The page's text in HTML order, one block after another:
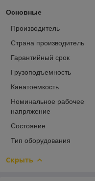
Основные
Производитель
Страна производитель
Гарантийный срок
Грузоподъемность
Канатоемкость
Номинальное рабочее
напряжение
Состояние
Тип оборудования
Скрыть